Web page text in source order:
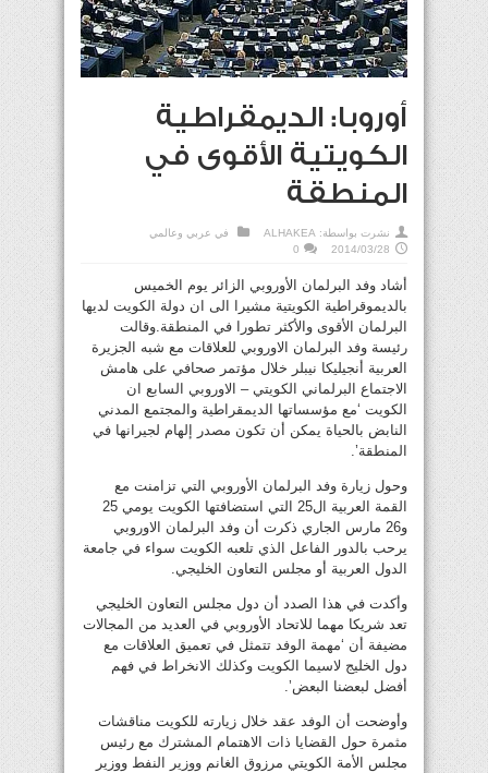
أوروبا: الديمقراطية
الكويتية الأقوى في
المنطقة
نشرت بواسطة: ALHAKEA في عربي وعالمي
2014/03/28
0
أشاد وفد البرلمان الأوروبي الزائر يوم الخميس
بالديموقراطية الكويتية مشيرا الى ان دولة الكويت لديها
البرلمان الأقوى والأكثر تطورا في المنطقة.وقالت
رئيسة وفد البرلمان الاوروبي للعلاقات مع شبه الجزيرة
العربية أنجيليكا نيبلر خلال مؤتمر صحافي على هامش
الاجتماع البرلماني الكويتي – الاوروبي السابع ان
الكويت ‘مع مؤسساتها الديمقراطية والمجتمع المدني
النابض بالحياة يمكن أن تكون مصدر إلهام لجيرانها في
المنطقة’.
وحول زيارة وفد البرلمان الأوروبي التي تزامنت مع
القمة العربية ال25 التي استضافتها الكويت يومي 25
و26 مارس الجاري ذكرت أن وفد البرلمان الاوروبي
يرحب بالدور الفاعل الذي تلعبه الكويت سواء في جامعة
الدول العربية أو مجلس التعاون الخليجي.
وأكدت في هذا الصدد أن دول مجلس التعاون الخليجي
تعد شريكا مهما للاتحاد الأوروبي في العديد من المجالات
مضيفة أن ‘مهمة الوفد تتمثل في تعميق العلاقات مع
دول الخليج لاسيما الكويت وكذلك الانخراط في فهم
أفضل لبعضنا البعض’.
وأوضحت أن الوفد عقد خلال زيارته للكويت مناقشات
مثمرة حول القضايا ذات الاهتمام المشترك مع رئيس
مجلس الأمة الكويتي مرزوق الغانم ووزير النفط ووزير